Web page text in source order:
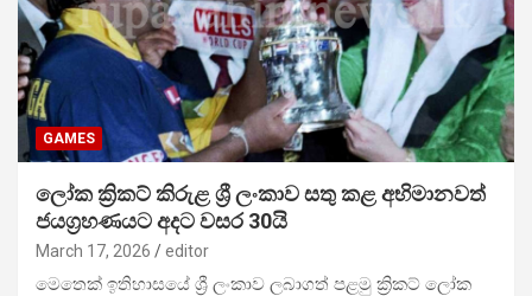
GAMES
ලෝක ක්‍රිකට් කිරුළ ශ්‍රී ලංකාව සතු කළ අභිමානවත්
ජයග්‍රහණයට අදට වසර 30යි
March 17, 2026 editor
මෙතෙක් ඉතිහාසයේ ශ්‍රී ලංකාව ලබාගත් පළමු ක්‍රිකට් ලෝක